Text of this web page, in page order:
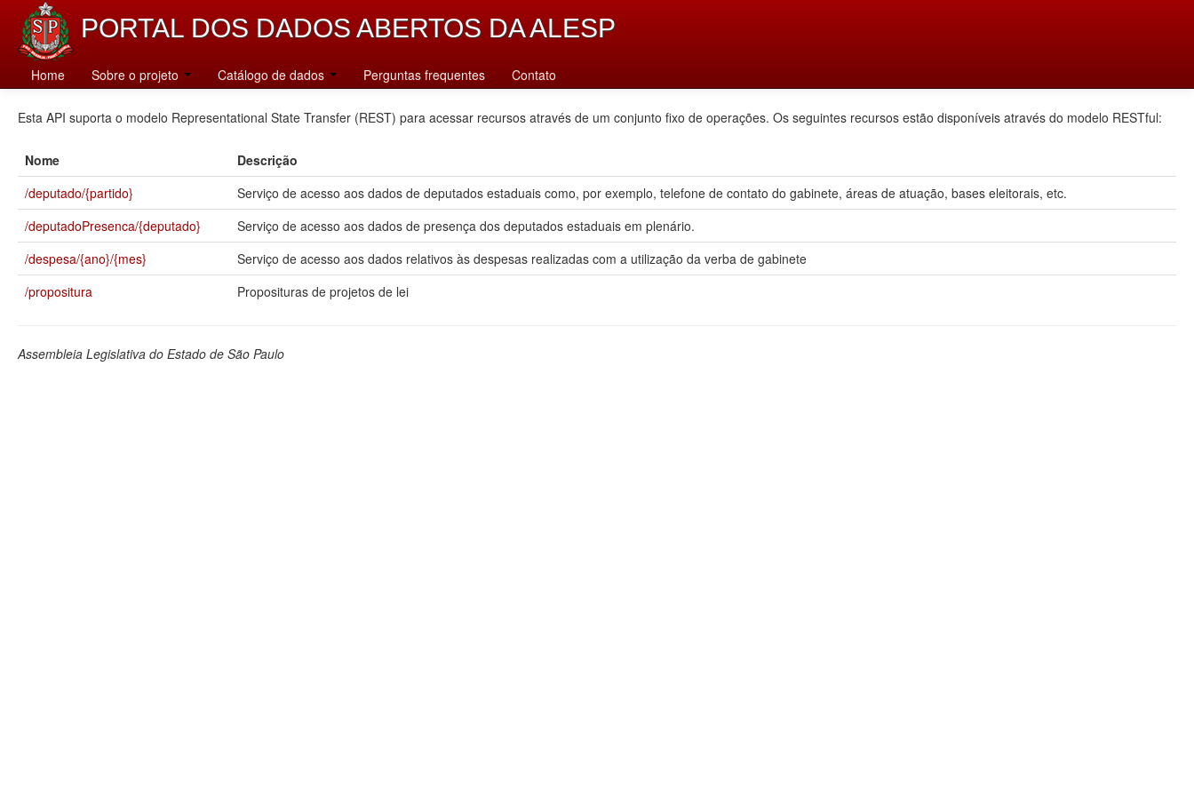
PORTAL DOS DADOS ABERTOS DA ALESP
Home Sobre o projeto Catálogo de dados Perguntas frequentes Contato
Catálogo
Esta API suporta o modelo Representational State Transfer (REST) para acessar recursos através de um conjunto fixo de operações. Os seguintes recursos estão disponíveis através do modelo RESTful:
Nome
Descrição
/deputado/{partido}
Serviço de acesso aos dados de deputados estaduais como, por exemplo, telefone de contato do gabinete, áreas de atuação, bases eleitorais, etc.
/deputadoPresenca/{deputado}
Serviço de acesso aos dados de presença dos deputados estaduais em plenário.
/despesa/{ano}/{mes}
Serviço de acesso aos dados relativos às despesas realizadas com a utilização da verba de gabinete
/propositura
Proposituras de projetos de lei
Assembleia Legislativa do Estado de São Paulo